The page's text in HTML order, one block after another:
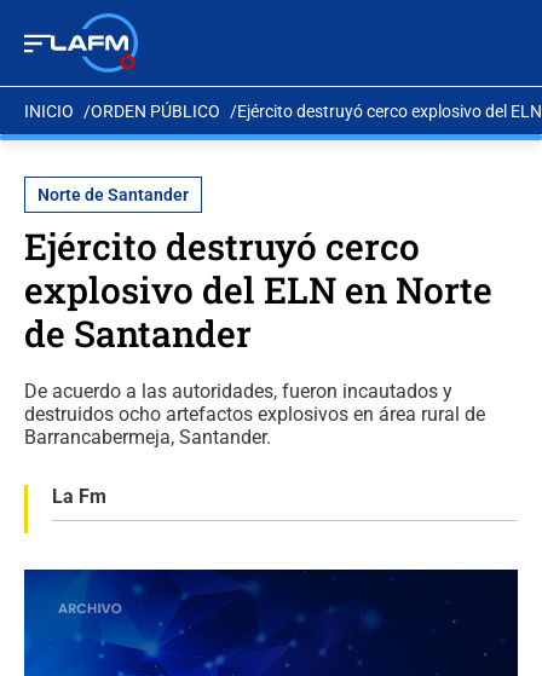
INICIO ORDEN PÚBLICO Ejército destruyó cerco explosivo del
Norte de Santander
Ejército destruyó cerco
explosivo del ELN en Norte
de Santander
De acuerdo a las autoridades, fueron incautados y
destruidos ocho artefactos explosivos en área rural de
Barrancabermeja, Santander.
La Fm